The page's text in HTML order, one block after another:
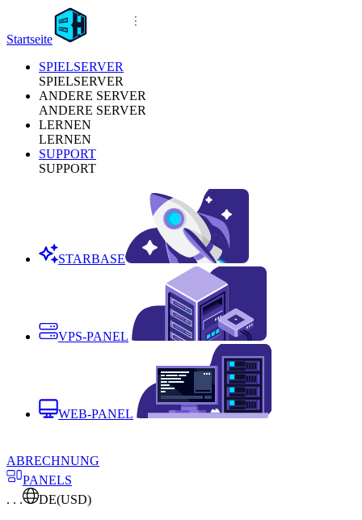
Startseite
SPIELSERVER
SPIELSERVER
ANDERE SERVER
ANDERE SERVER
LERNEN
LERNEN
SUPPORT
SUPPORT
STARBASE
VPS-PANEL
WEB-PANEL
ABRECHNUNG
PANELS
. . .
DE(USD)